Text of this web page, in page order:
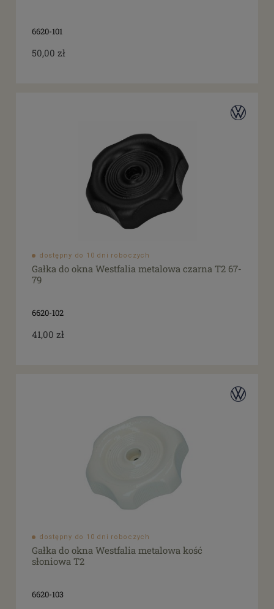
6620-101
50,00 zł
dostępny do 10 dni roboczych
Gałka do okna Westfalia metalowa czarna T2 67-
79
6620-102
41,00 zł
dostępny do 10 dni roboczych
Gałka do okna Westfalia metalowa kość
słoniowa T2
6620-103